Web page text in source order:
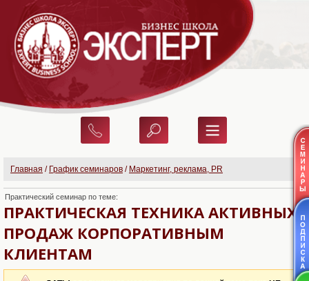
Главная / График семинаров / Маркетинг, реклама, PR
Практический семинар по теме:
ПРАКТИЧЕСКАЯ ТЕХНИКА АКТИВНЫХ
ПРОДАЖ КОРПОРАТИВНЫМ
КЛИЕНТАМ